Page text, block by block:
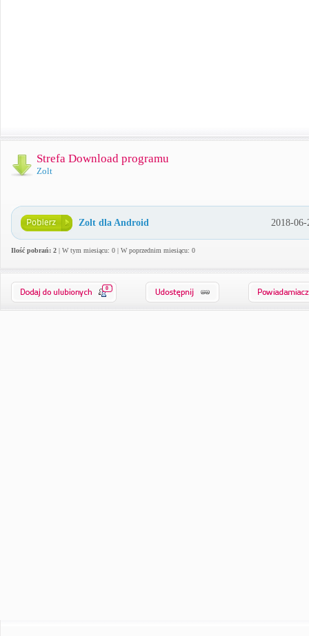
Strefa Download programu
Zolt
Zolt dla Android 2018-06-
Ilość pobrań: 2 | W tym miesiącu: 0 | W poprzednim miesiącu: 0
0